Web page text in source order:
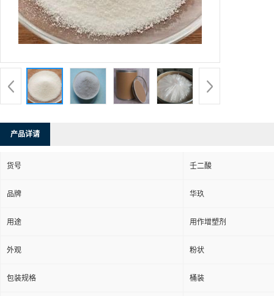
产品详请
货号 壬二酸
品牌 华玖
用途 用作增塑剂
外观 粉状
包装规格 桶装